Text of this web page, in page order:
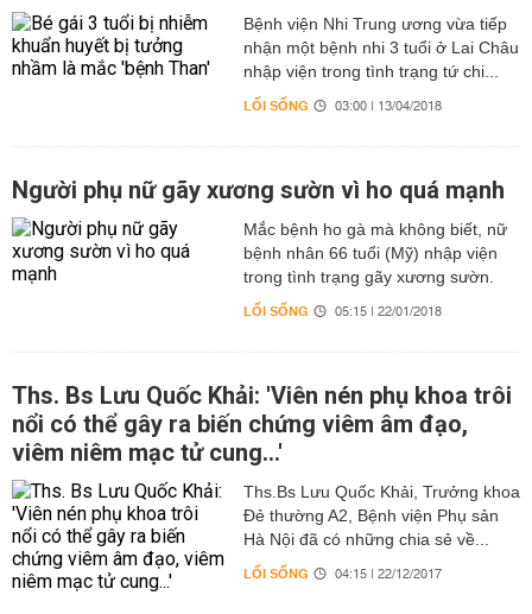
Bệnh viện Nhi Trung ương vừa tiếp
nhận một bệnh nhi 3 tuổi ở Lai Châu
nhập viện trong tình trạng tứ chi...
LỐI SỐNG 03:00 | 13/04/2018
Người phụ nữ gãy xương sườn vì ho quá mạnh
Mắc bệnh ho gà mà không biết, nữ
bệnh nhân 66 tuổi (Mỹ) nhập viện
trong tình trạng gãy xương sườn.
LỐI SỐNG 05:15 | 22/01/2018
Ths. Bs Lưu Quốc Khải: 'Viên nén phụ khoa trôi
nổi có thể gây ra biến chứng viêm âm đạo,
viêm niêm mạc tử cung...'
Ths.Bs Lưu Quốc Khải, Trưởng khoa
Đẻ thường A2, Bệnh viện Phụ sản
Hà Nội đã có những chia sẻ về...
LỐI SỐNG 04:15 | 22/12/2017